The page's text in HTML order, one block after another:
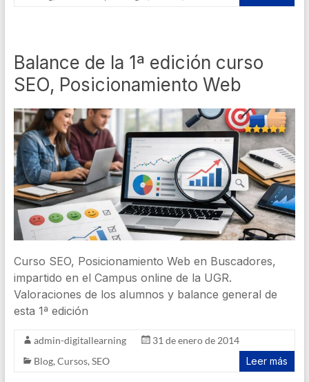
Balance de la 1ª edición curso
SEO, Posicionamiento Web
Curso SEO, Posicionamiento Web en Buscadores,
impartido en el Campus online de la UGR.
Valoraciones de los alumnos y balance general de
esta 1ª edición
admin-digitallearning
31 de enero de 2014
Blog, Cursos, SEO Leer más